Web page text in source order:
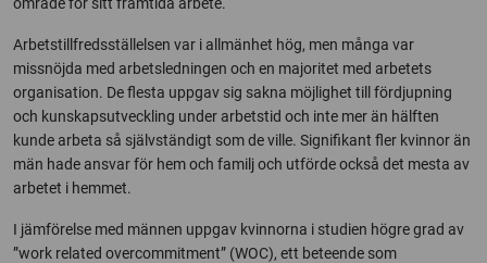
Arbetstillfredsställelsen var i allmänhet hög, men många var
missnöjda med arbetsledningen och en majoritet med arbetets
organisation. De flesta uppgav sig sakna möjlighet till fördjupning
och kunskapsutveckling under arbetstid och inte mer än hälften
kunde arbeta så självständigt som de ville. Signifikant fler kvinnor än
män hade ansvar för hem och familj och utförde också det mesta av
arbetet i hemmet.
I jämförelse med männen uppgav kvinnorna i studien högre grad av
”work related overcommitment” (WOC), ett beteende som